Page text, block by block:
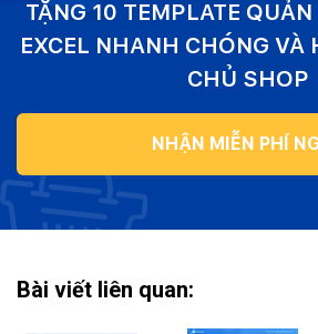
TẶNG 10 TEMPLATE
EXCEL NHANH CHÓNG VÀ
CHỦ SHOP
NHẬN MIỄN PHÍ
Bài viết liên quan: